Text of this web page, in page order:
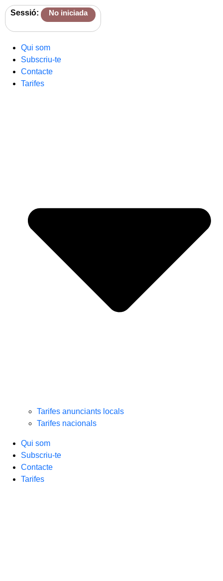
Sessió: No iniciada
Qui som
Subscriu-te
Contacte
Tarifes
Tarifes anunciants locals
Tarifes nacionals
Qui som
Subscriu-te
Contacte
Tarifes